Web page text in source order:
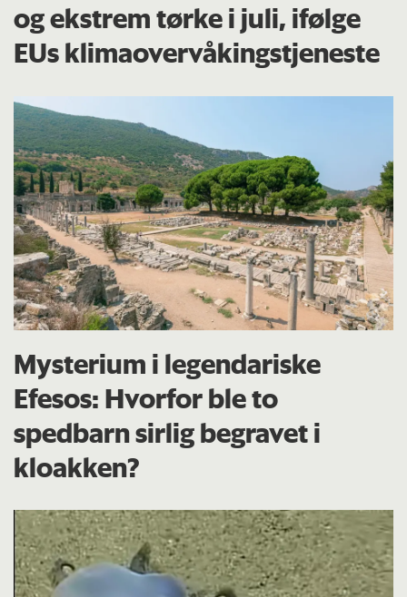
og ekstrem tørke i juli, ifølge
EUs klima­overvåkings­tjeneste
Mysterium i legendariske
Efesos: Hvorfor ble to
spedbarn sirlig begravet i
kloakken?